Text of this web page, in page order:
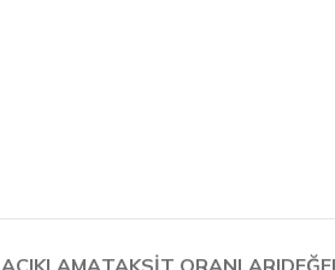
Evtipi su arıtma
AÇIKLAMATAKSIT ORANLARI